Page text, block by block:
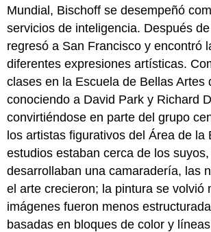
Mundial, Bischoff se desempeñó
servicios de inteligencia. Después
regresó a San Francisco y encontró
diferentes expresiones artísticas.
clases en la Escuela de Bellas Artes
conociendo a David Park y Richard
convirtiéndose en parte del grupo
los artistas figurativos del Área de la
estudios estaban cerca de los
desarrollaban una camaradería, las
el arte crecieron; la pintura se volvió
imágenes fueron menos
basadas en bloques de color y